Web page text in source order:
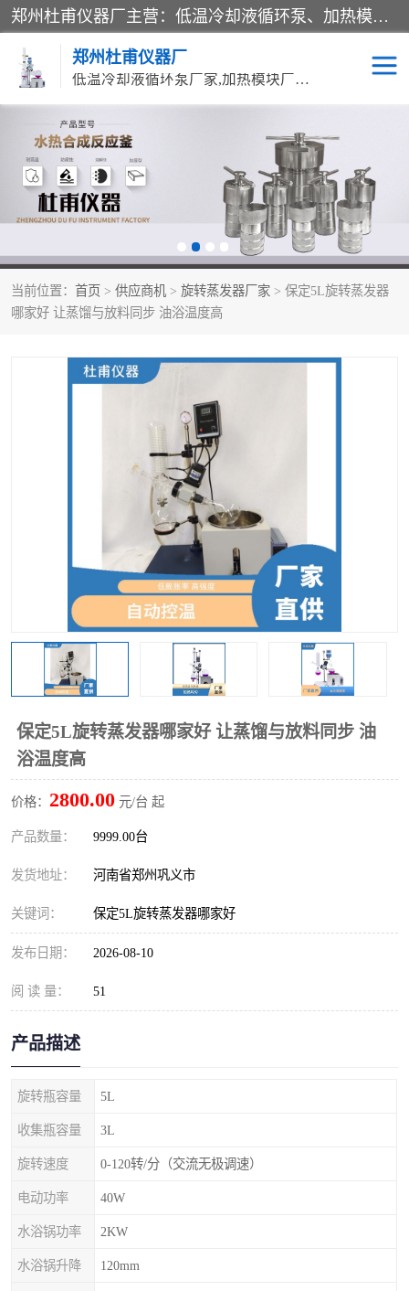
郑州杜甫仪器厂主营：低温冷却液循环泵、加热模块、水热合成反应釜、水油浴锅、旋转蒸发器、循环水真空泵等产品。郑州杜甫仪器厂在众多的教学仪器行业中依靠科技力量扬长避短、迅速发展，成为国家教委*生产教学仪器的厂家，产品具有国内良好水平，主导产品通过ISO9002质量认证。
郑州杜甫仪器厂
低温冷却液循环泵厂家,加热模块厂家,水热合成反应釜厂家,水油浴锅厂家,旋转蒸发器厂家
当前位置： 首页 > 供应商机 > 旋转蒸发器厂家 > 保定5L旋转蒸发器
哪家好 让蒸馏与放料同步 油浴温度高
保定5L旋转蒸发器哪家好 让蒸馏与放料同步 油
浴温度高
价格： 2800.00 元/台 起
产品数量： 9999.00台
发货地址： 河南省郑州巩义市
关键词： 保定5L旋转蒸发器哪家好
发布日期： 2026-08-10
阅 读 量： 51
产品描述
旋转瓶容量 5L
收集瓶容量 3L
旋转速度 0-120转/分（交流无极调速）
电动功率 40W
水浴锅功率 2KW
水浴锅升降 120mm
循环水真空泵厂家 水热合成反应釜厂家
低温冷却液循环泵厂家 加热模块厂家
气流烘干器
旋转蒸发器厂家 双层玻璃反应釜10L
高温循环油浴锅母
单层玻璃反应釜
电动搅拌器
加热模块